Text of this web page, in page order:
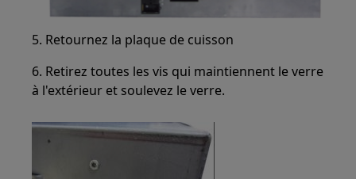
5. Retournez la plaque de cuisson
6. Retirez toutes les vis qui maintiennent le verre
à l'extérieur et soulevez le verre.